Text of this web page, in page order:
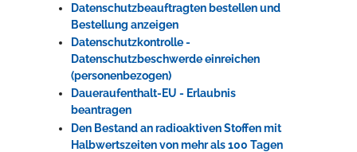
Datenschutzbeauftragten bestellen und
Bestellung anzeigen
Datenschutzkontrolle -
Datenschutzbeschwerde einreichen
(personenbezogen)
Daueraufenthalt-EU - Erlaubnis
beantragen
Den Bestand an radioaktiven Stoffen mit
Halbwertszeiten von mehr als 100 Tagen